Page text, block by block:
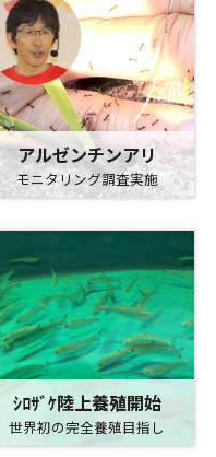
アルゼンチンアリ
モニタリング調査実施
ｼﾛｻﾞｹ陸上養殖開始
世界初の完全養殖目指し